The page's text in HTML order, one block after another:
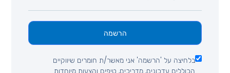
בלחיצה על 'הרשמה' אני מאשר/ת חומרים שיווקיים
הרשמה